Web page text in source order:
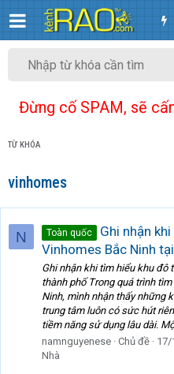
Đừng cố SPAM, sẽ
TỪ KHÓA
vinhomes
N Toàn quốc
Ghi nhận
Vinhomes Bắc Ninh
Ghi nhận khi tìm hiểu khu đô
thành phố Trong quá trình
Ninh, mình nhận thấy những
trung tâm luôn có sức hút
tiềm năng sử dụng lâu dài.
namnguyenese Chủ đề 17/
Nhà